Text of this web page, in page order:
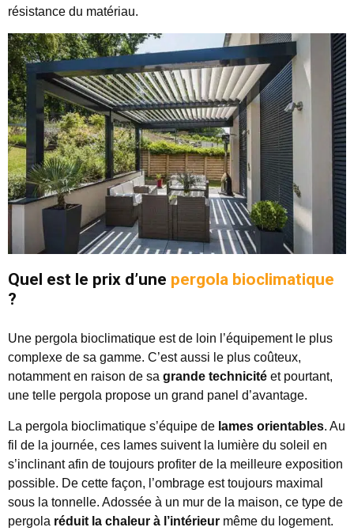
résistance du matériau.
Quel est le prix d’une pergola bioclimatique
?
Une pergola bioclimatique est de loin l’équipement le plus
complexe de sa gamme. C’est aussi le plus coûteux,
notamment en raison de sa grande technicité et pourtant,
une telle pergola propose un grand panel d’avantage.
La pergola bioclimatique s’équipe de lames orientables. Au
fil de la journée, ces lames suivent la lumière du soleil en
s’inclinant afin de toujours profiter de la meilleure exposition
possible. De cette façon, l’ombrage est toujours maximal
sous la tonnelle. Adossée à un mur de la maison, ce type de
pergola réduit la chaleur à l’intérieur même du logement.